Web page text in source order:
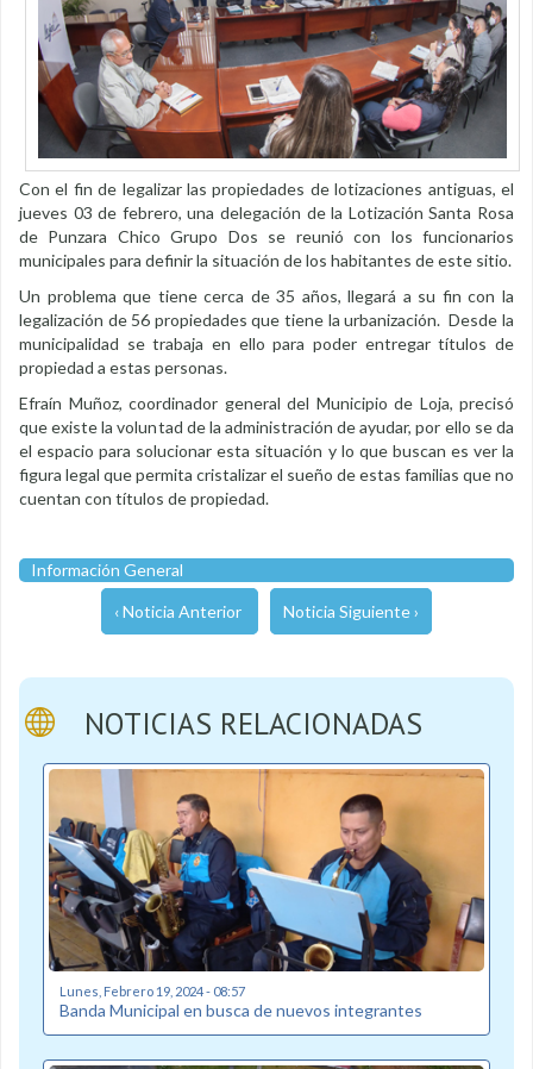
Con el fin de legalizar las propiedades de lotizaciones antiguas, el
jueves 03 de febrero, una delegación de la Lotización Santa Rosa
de Punzara Chico Grupo Dos se reunió con los funcionarios
municipales para definir la situación de los habitantes de este sitio.
Un problema que tiene cerca de 35 años, llegará a su fin con la
legalización de 56 propiedades que tiene la urbanización. Desde la
municipalidad se trabaja en ello para poder entregar títulos de
propiedad a estas personas.
Efraín Muñoz, coordinador general del Municipio de Loja, precisó
que existe la voluntad de la administración de ayudar, por ello se da
el espacio para solucionar esta situación y lo que buscan es ver la
figura legal que permita cristalizar el sueño de estas familias que no
cuentan con títulos de propiedad.
Información General
‹ Noticia Anterior Noticia Siguiente ›
NOTICIAS RELACIONADAS
Lunes, Febrero 19, 2024 - 08:57
Banda Municipal en busca de nuevos integrantes